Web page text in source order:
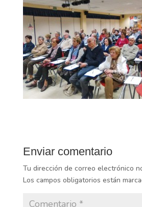
Enviar comentario
Tu dirección de correo electrónico
Los campos obligatorios están